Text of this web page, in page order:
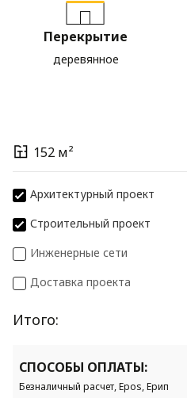
Перекрытие
деревянное
152 м²
Архитектурный проект
Строительный проект
Инженерные сети
Доставка проекта
Итого:
СПОСОБЫ ОПЛАТЫ:
Безналичный расчет, Epos, Ерип